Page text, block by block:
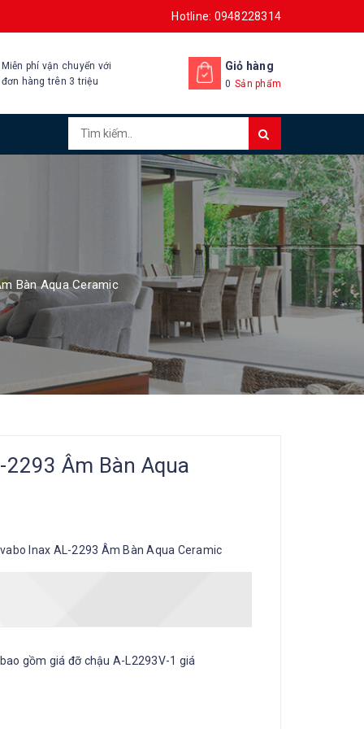
Hotline: 0948228314
Miễn phí vận chuyển với
đơn hàng trên 3 triệu
Giỏ hàng
0 Sản phẩm
Bàn Aqua Ceramic
Âm Bàn Aqua
Inax AL-2293 Âm Bàn Aqua Ceramic
gồm giá đỡ chậu A-L2293V-1 giá